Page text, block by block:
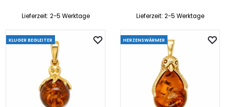
Lieferzeit: 2-5 Werktage Lieferzeit: 2-5 Werktage
KLUGER BEGLEITER HERZENSWÄRMER